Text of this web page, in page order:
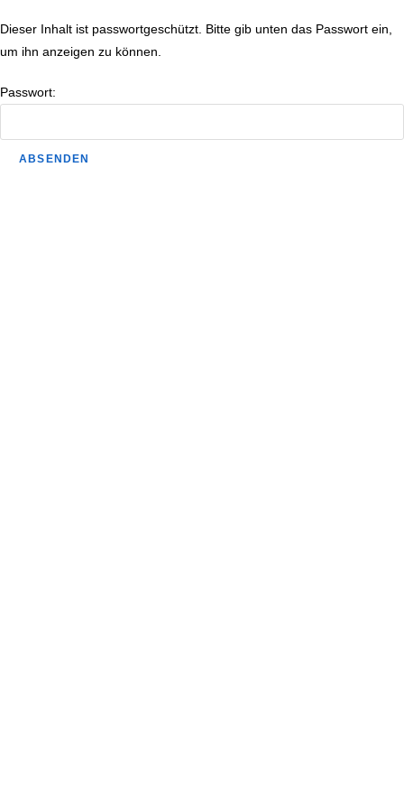
Dieser Inhalt ist passwortgeschützt. Bitte gib unten das Passwort ein,
um ihn anzeigen zu können.
Passwort: